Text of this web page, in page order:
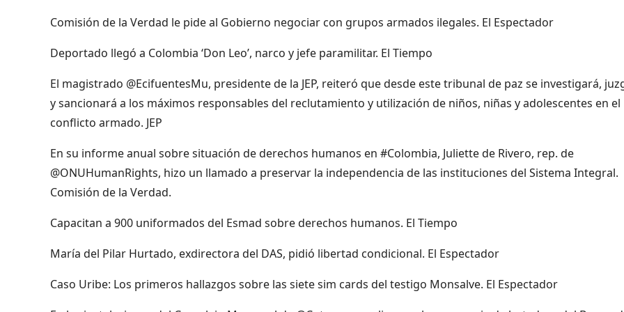
Comisión de la Verdad le pide al Gobierno negociar con grupos armados ilegales. El Espectador
Deportado llegó a Colombia ‘Don Leo’, narco y jefe paramilitar. El Tiempo
El magistrado @EcifuentesMu, presidente de la JEP, reiteró que desde este tribunal de paz se investigará,
y sancionará a los máximos responsables del reclutamiento y utilización de niños, niñas y adolescentes en el
conflicto armado. JEP
En su informe anual sobre situación de derechos humanos en #Colombia, Juliette de Rivero, rep. de
@ONUHumanRights, hizo un llamado a preservar la independencia de las instituciones del Sistema Integral.
Comisión de la Verdad.
Capacitan a 900 uniformados del Esmad sobre derechos humanos. El Tiempo
María del Pilar Hurtado, exdirectora del DAS, pidió libertad condicional. El Espectador
Caso Uribe: Los primeros hallazgos sobre las siete sim cards del testigo Monsalve. El Espectador